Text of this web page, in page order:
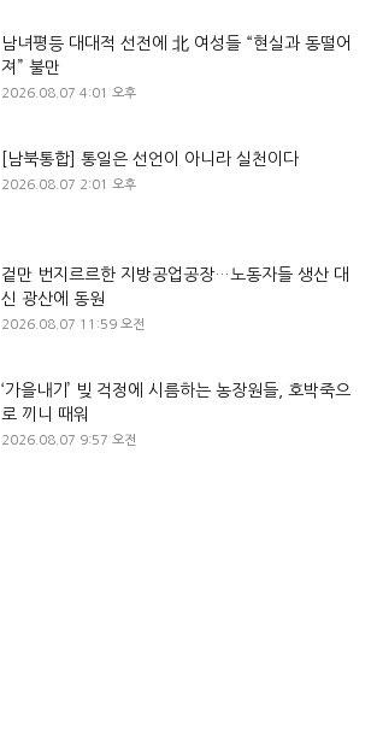
남녀평등 대대적 선전에 北 여성들 “현실과 동떨어
져” 불만
2026.08.07 4:01 오후
[남북통합] 통일은 선언이 아니라 실천이다
2026.08.07 2:01 오후
겉만 번지르르한 지방공업공장…노동자들 생산 대
신 광산에 동원
2026.08.07 11:59 오전
‘가을내기’ 빚 걱정에 시름하는 농장원들, 호박죽으
로 끼니 때워
2026.08.07 9:57 오전